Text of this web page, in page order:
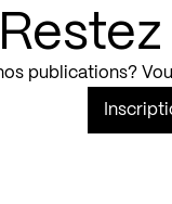
publications?